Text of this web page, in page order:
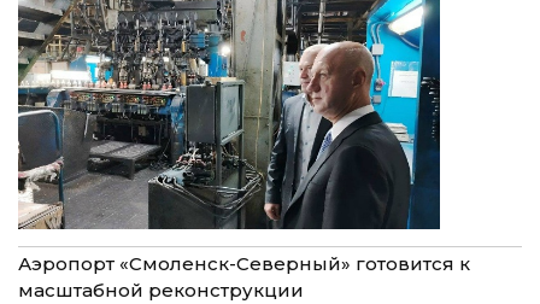
Аэропорт «Смоленск-Северный» готовится к
масштабной реконструкции